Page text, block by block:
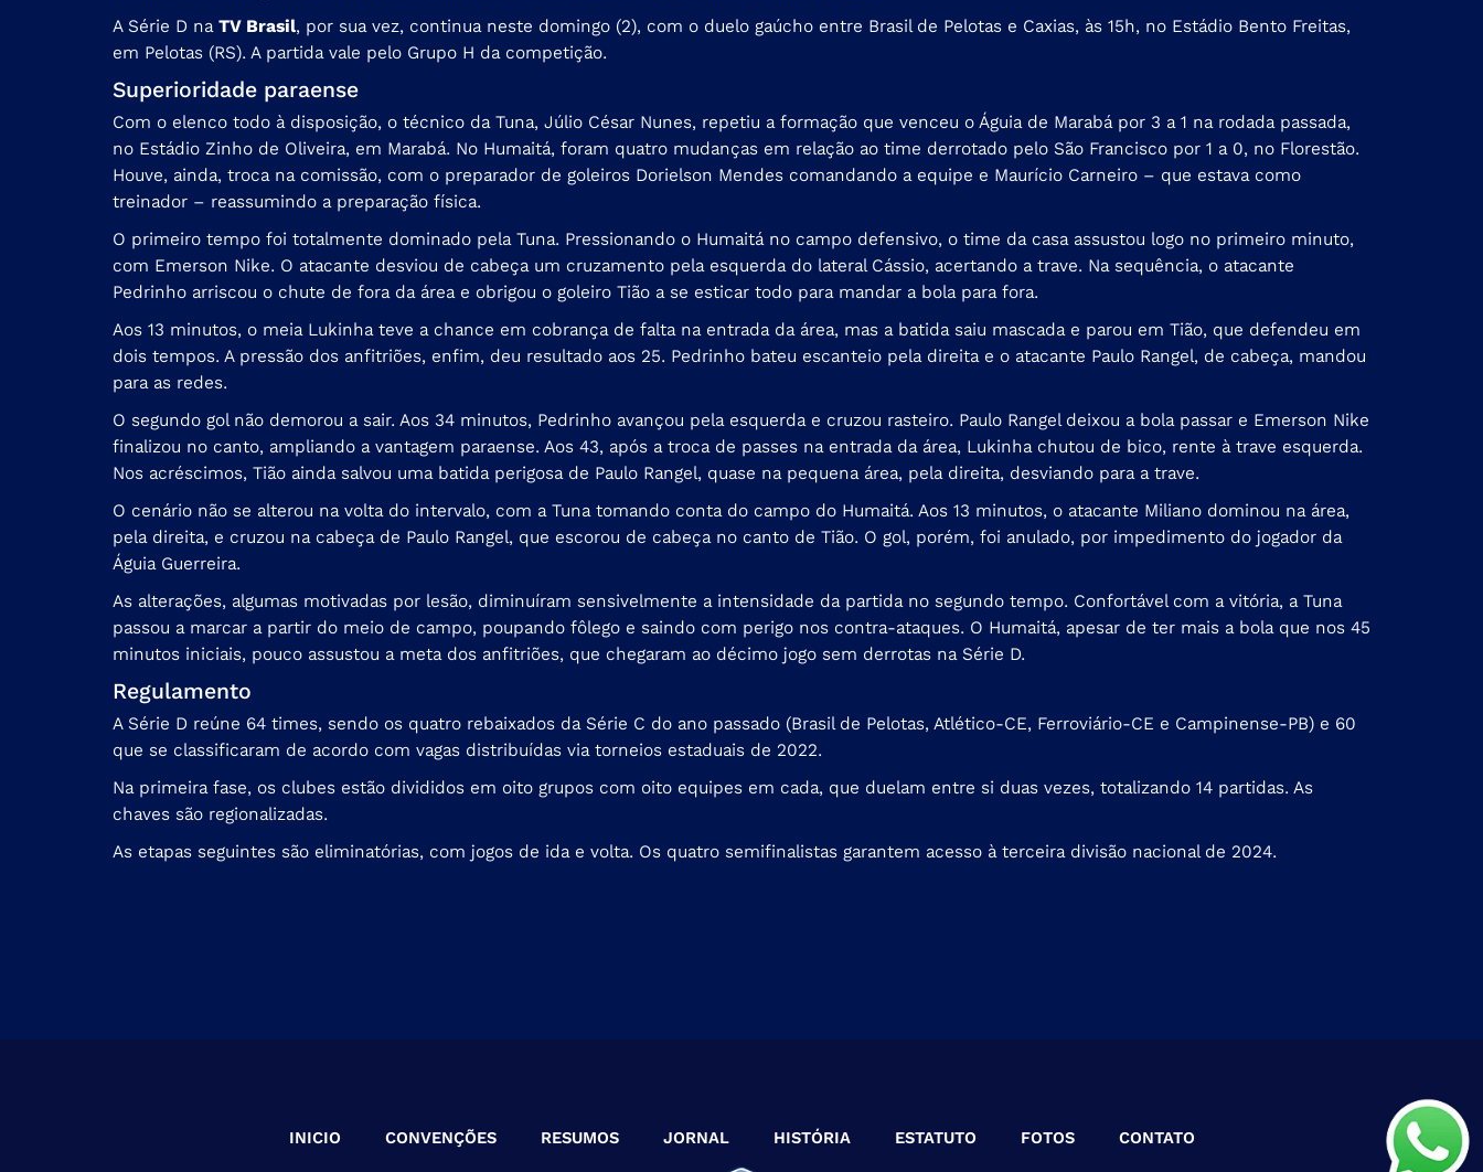
A Série D na TV Brasil, por sua vez, continua neste domingo (2), com o duelo gaúcho entre Brasil de Pelotas e Caxias, às 15h, no Estádio Bento Freitas,
em Pelotas (RS). A partida vale pelo Grupo H da competição.
Superioridade paraense
Com o elenco todo à disposição, o técnico da Tuna, Júlio César Nunes, repetiu a formação que venceu o Águia de Marabá por 3 a 1 na rodada passada,
no Estádio Zinho de Oliveira, em Marabá. No Humaitá, foram quatro mudanças em relação ao time derrotado pelo São Francisco por 1 a 0, no Florestão.
Houve, ainda, troca na comissão, com o preparador de goleiros Dorielson Mendes comandando a equipe e Maurício Carneiro – que estava como
treinador – reassumindo a preparação física.
O primeiro tempo foi totalmente dominado pela Tuna. Pressionando o Humaitá no campo defensivo, o time da casa assustou logo no primeiro minuto,
com Emerson Nike. O atacante desviou de cabeça um cruzamento pela esquerda do lateral Cássio, acertando a trave. Na sequência, o atacante
Pedrinho arriscou o chute de fora da área e obrigou o goleiro Tião a se esticar todo para mandar a bola para fora.
Aos 13 minutos, o meia Lukinha teve a chance em cobrança de falta na entrada da área, mas a batida saiu mascada e parou em Tião, que defendeu em
dois tempos. A pressão dos anfitriões, enfim, deu resultado aos 25. Pedrinho bateu escanteio pela direita e o atacante Paulo Rangel, de cabeça, mandou
para as redes.
O segundo gol não demorou a sair. Aos 34 minutos, Pedrinho avançou pela esquerda e cruzou rasteiro. Paulo Rangel deixou a bola passar e Emerson Nike
finalizou no canto, ampliando a vantagem paraense. Aos 43, após a troca de passes na entrada da área, Lukinha chutou de bico, rente à trave esquerda.
Nos acréscimos, Tião ainda salvou uma batida perigosa de Paulo Rangel, quase na pequena área, pela direita, desviando para a trave.
O cenário não se alterou na volta do intervalo, com a Tuna tomando conta do campo do Humaitá. Aos 13 minutos, o atacante Miliano dominou na área,
pela direita, e cruzou na cabeça de Paulo Rangel, que escorou de cabeça no canto de Tião. O gol, porém, foi anulado, por impedimento do jogador da
Águia Guerreira.
As alterações, algumas motivadas por lesão, diminuíram sensivelmente a intensidade da partida no segundo tempo. Confortável com a vitória, a Tuna
passou a marcar a partir do meio de campo, poupando fôlego e saindo com perigo nos contra-ataques. O Humaitá, apesar de ter mais a bola que nos 45
minutos iniciais, pouco assustou a meta dos anfitriões, que chegaram ao décimo jogo sem derrotas na Série D.
Regulamento
A Série D reúne 64 times, sendo os quatro rebaixados da Série C do ano passado (Brasil de Pelotas, Atlético-CE, Ferroviário-CE e Campinense-PB) e 60
que se classificaram de acordo com vagas distribuídas via torneios estaduais de 2022.
Na primeira fase, os clubes estão divididos em oito grupos com oito equipes em cada, que duelam entre si duas vezes, totalizando 14 partidas. As
chaves são regionalizadas.
As etapas seguintes são eliminatórias, com jogos de ida e volta. Os quatro semifinalistas garantem acesso à terceira divisão nacional de 2024.
INICIO CONVENÇÕES RESUMOS JORNAL HISTÓRIA ESTATUTO FOTOS CONTATO